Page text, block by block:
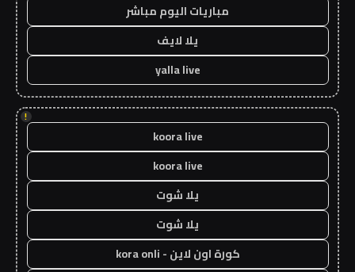
مباريات اليوم مباشر
يلا لايف
yalla live
!
koora live
koora live
يلا شوت
يلا شوت
كورة اون لاين - kora onli